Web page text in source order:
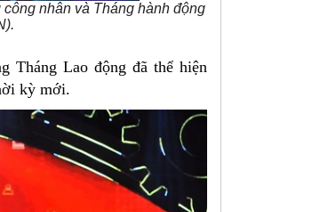
nhân và Tháng hành động
Tháng Lao động đã thể hiện
kỳ mới.